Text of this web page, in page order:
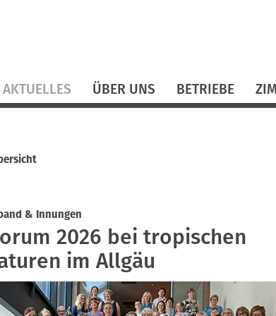
AKTUELLES ÜBER UNS BETRIEBE
& Innungen
2026 bei tropischen
im Allgäu